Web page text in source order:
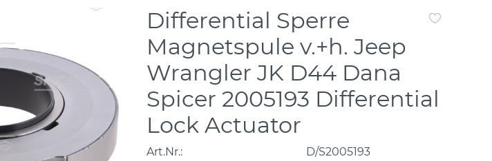
Differential Sperre
Magnetspule v.+h. Jeep
Wrangler JK D44 Dana
Spicer 2005193 Differential
Lock Actuator
Art.Nr.:
D/S2005193